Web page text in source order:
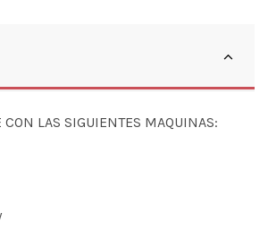
CON LAS SIGUIENTES MAQUINAS: